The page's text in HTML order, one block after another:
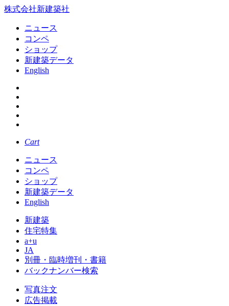
株式会社新建築社
ニュース
コンペ
ショップ
新建築データ
English
Cart
ニュース
コンペ
ショップ
新建築データ
English
新建築
住宅特集
a+u
JA
別冊・臨時増刊・書籍
バックナンバー検索
写真注文
広告掲載